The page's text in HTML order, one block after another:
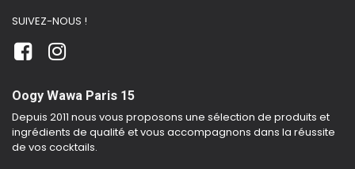
SUIVEZ-NOUS !
Oogy Wawa Paris 15
Depuis 2011 nous vous proposons une sélection de produits et
ingrédients de qualité et vous accompagnons dans la réussite
de vos cocktails.